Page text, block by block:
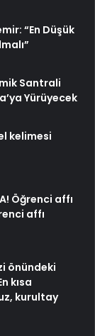
“En Düşük
Santrali
Yürüyecek
kelimesi
Öğrenci affı
affı
önündeki
kısa
kurultay